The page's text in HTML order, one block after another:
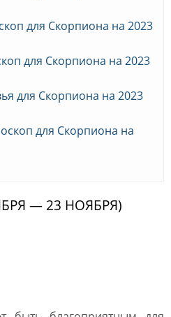
для Скорпиона на 2023
для Скорпиона на 2023
для Скорпиона на 2023
для Скорпиона на
— 23 НОЯБРЯ)